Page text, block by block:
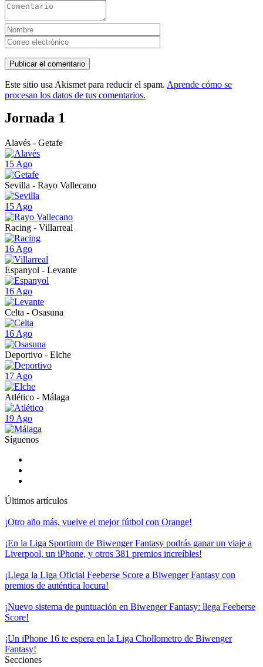
Este sitio usa Akismet para reducir el spam. Aprende cómo se
procesan los datos de tus comentarios.
Jornada 1
Alavés - Getafe
15 Ago
Sevilla - Rayo Vallecano
15 Ago
Racing - Villarreal
16 Ago
Espanyol - Levante
16 Ago
Celta - Osasuna
16 Ago
Deportivo - Elche
17 Ago
Atlético - Málaga
19 Ago
Síguenos
Últimos artículos
¡Otro año más, vuelve el mejor fútbol con Orange!
¡En la Liga Sportium de Biwenger Fantasy podrás ganar un viaje a
Liverpool, un iPhone, y otros 381 premios increíbles!
¡Llega la Liga Oficial Feeberse Score a Biwenger Fantasy con
premios de auténtica locura!
¡Nuevo sistema de puntuación en Biwenger Fantasy: llega Feeberse
Score!
¡Un iPhone 16 te espera en la Liga Chollometro de Biwenger
Fantasy!
Secciones